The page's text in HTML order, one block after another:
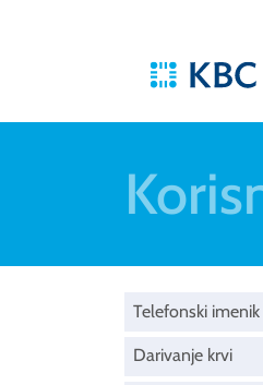
Telefonski imenik
Darivanje krvi